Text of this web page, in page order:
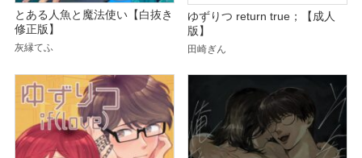
とある人魚と魔法使い【白抜き
修正版】
灰縁てふ
ゆずりつ return true；【成人
版】
田崎ぎん